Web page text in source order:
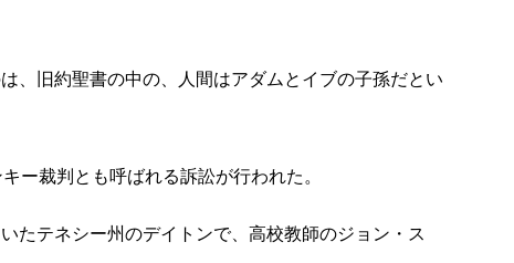
、旧約聖書の中の、人間はアダムとイブの子孫だとい
ー裁判とも呼ばれる訴訟が行われた。
たテネシー州のデイトンで、高校教師のジョン・ス